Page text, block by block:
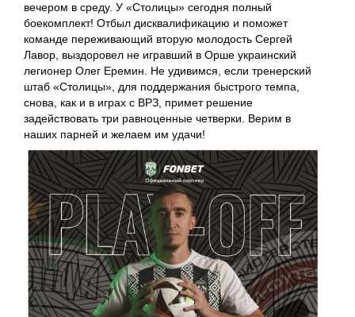
вечером в среду. У «Столицы» сегодня полный
боекомплект! Отбыл дисквалификацию и поможет
команде переживающий вторую молодость Сергей
Лавор, выздоровел не игравший в Орше украинский
легионер Олег Еремин. Не удивимся, если тренерский
штаб «Столицы», для поддержания быстрого темпа,
снова, как и в играх с ВРЗ, примет решение
задействовать три равноценные четверки. Верим в
наших парней и желаем им удачи!